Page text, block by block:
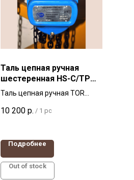
Таль цепная ручная
шестеренная HS-C/ТРШ
TOR 2т 12м
Таль цепная ручная TOR
высота подъема 12 метров
10 200 р. / 1 pc
Подробнее
Out of stock